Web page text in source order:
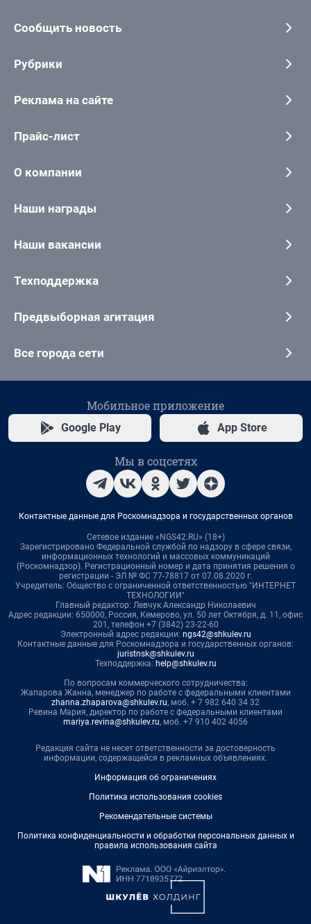
Сообщить новость
Рубрики
Реклама на сайте
Прайс-лист
О компании
Наши награды
Наши вакансии
Техподдержка
Предвыборная агитация
Все города сети
Мобильное приложение
Google Play App Store
Мы в соцсетях
Контактные данные для Роскомнадзора и государственных органов
Сетевое издание «NGS42.RU» (18+)
Зарегистрировано Федеральной службой по надзору в сфере связи,
информационных технологий и массовых коммуникаций
(Роскомнадзор). Регистрационный номер и дата принятия решения о
регистрации - ЭЛ № ФС 77-78817 от 07.08.2020 г.
Учредитель: Общество с ограниченной ответственностью "ИНТЕРНЕТ
ТЕХНОЛОГИИ"
Главный редактор: Левчук Александр Николаевич
Адрес редакции: 650000, Россия, Кемерово, ул. 50 лет Октября, д. 11, офис
201, телефон +7 (3842) 23-22-60
Электронный адрес редакции: ngs42@shkulev.ru
Контактные данные для Роскомнадзора и государственных органов:
juristnsk@shkulev.ru
Техподдержка: help@shkulev.ru
По вопросам коммерческого сотрудничества:
Жапарова Жанна, менеджер по работе с федеральными клиентами
zhanna.zhaparova@shkulev.ru, моб. + 7 982 640 34 32
Ревина Мария, директор по работе с федеральными клиентами
mariya.revina@shkulev.ru, моб. +7 910 402 4056
Редакция сайта не несет ответственности за достоверность
информации, содержащейся в рекламных объявлениях.
Информация об ограничениях
Политика использования cookies
Рекомендательные системы
Политика конфиденциальности и обработки персональных данных и
правила использования сайта